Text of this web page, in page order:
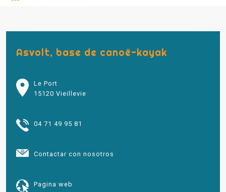
Asvolt, base de canoë-kayak
Le Port
15120 Vieillevie
04 71 49 95 81
Contactar con nosotros
Pagina web